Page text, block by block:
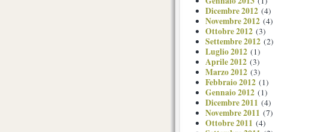
Dicembre 2012 (4)
Novembre 2012 (4)
Ottobre 2012 (3)
Settembre 2012 (2)
Luglio 2012 (1)
Aprile 2012 (3)
Marzo 2012 (3)
Febbraio 2012 (1)
Gennaio 2012 (1)
Dicembre 2011 (4)
Novembre 2011 (7)
Ottobre 2011 (4)